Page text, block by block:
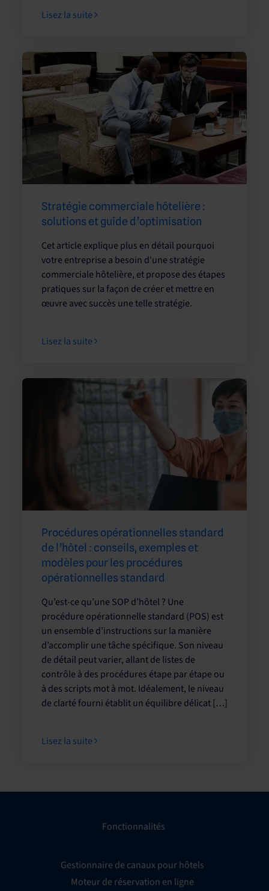
Lisez la suite
Stratégie commerciale hôtelière :
solutions et guide d’optimisation
Cet article explique plus en détail pourquoi
votre entreprise a besoin d'une stratégie
commerciale hôtelière, et propose des étapes
pratiques sur la façon de créer et mettre en
œuvre avec succès une telle stratégie.
Lisez la suite
Procédures opérationnelles standard
de l’hôtel : conseils, exemples et
modèles pour les procédures
opérationnelles standard
Qu’est-ce qu’une SOP d’hôtel ? Une
procédure opérationnelle standard (POS) est
un ensemble d’instructions sur la manière
d’accomplir une tâche spécifique. Son niveau
de détail peut varier, allant de listes de
contrôle à des procédures étape par étape ou
à des scripts mot à mot. Idéalement, le niveau
de clarté fourni établit un équilibre délicat […]
Lisez la suite
Fonctionnalités
Gestionnaire de canaux pour hôtels
Moteur de réservation en ligne